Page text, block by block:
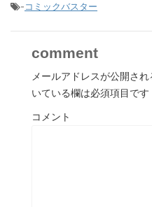
-コミックバスター
comment
メールアドレスが公開され
いている欄は必須項目です
コメント